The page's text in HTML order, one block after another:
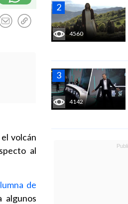
4560
4142
volcán
al
de
algunos